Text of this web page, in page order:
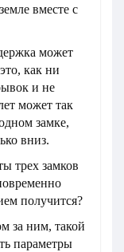
вместе с
может
как ни
и не
может так
замке,
вниз.
трех замков
получится?
за ним, такой
параметры